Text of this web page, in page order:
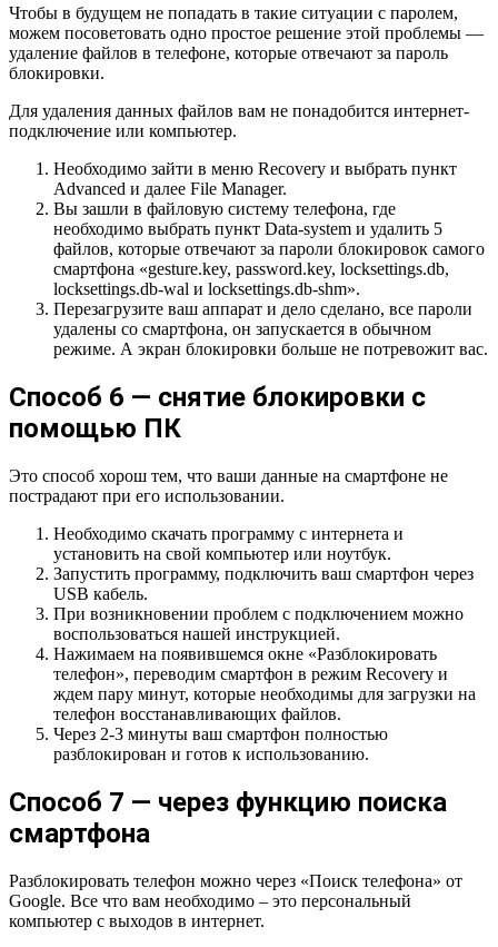
Чтобы в будущем не попадать в такие ситуации с паролем,
можем посоветовать одно простое решение этой проблемы —
удаление файлов в телефоне, которые отвечают за пароль
блокировки.
Для удаления данных файлов вам не понадобится интернет-
подключение или компьютер.
Необходимо зайти в меню Recovery и выбрать пункт
Advanced и далее File Manager.
Вы зашли в файловую систему телефона, где
необходимо выбрать пункт Data-system и удалить 5
файлов, которые отвечают за пароли блокировок самого
смартфона «gesture.key, password.key, locksettings.db,
locksettings.db-wal и locksettings.db-shm».
Перезагрузите ваш аппарат и дело сделано, все пароли
удалены со смартфона, он запускается в обычном
режиме. А экран блокировки больше не потревожит вас.
Способ 6 — снятие блокировки с
помощью ПК
Это способ хорош тем, что ваши данные на смартфоне не
пострадают при его использовании.
Необходимо скачать программу с интернета и
установить на свой компьютер или ноутбук.
Запустить программу, подключить ваш смартфон через
USB кабель.
При возникновении проблем с подключением можно
воспользоваться нашей инструкцией.
Нажимаем на появившемся окне «Разблокировать
телефон», переводим смартфон в режим Recovery и
ждем пару минут, которые необходимы для загрузки на
телефон восстанавливающих файлов.
Через 2-3 минуты ваш смартфон полностью
разблокирован и готов к использованию.
Способ 7 — через функцию поиска
смартфона
Разблокировать телефон можно через «Поиск телефона» от
Google. Все что вам необходимо – это персональный
компьютер с выходов в интернет.